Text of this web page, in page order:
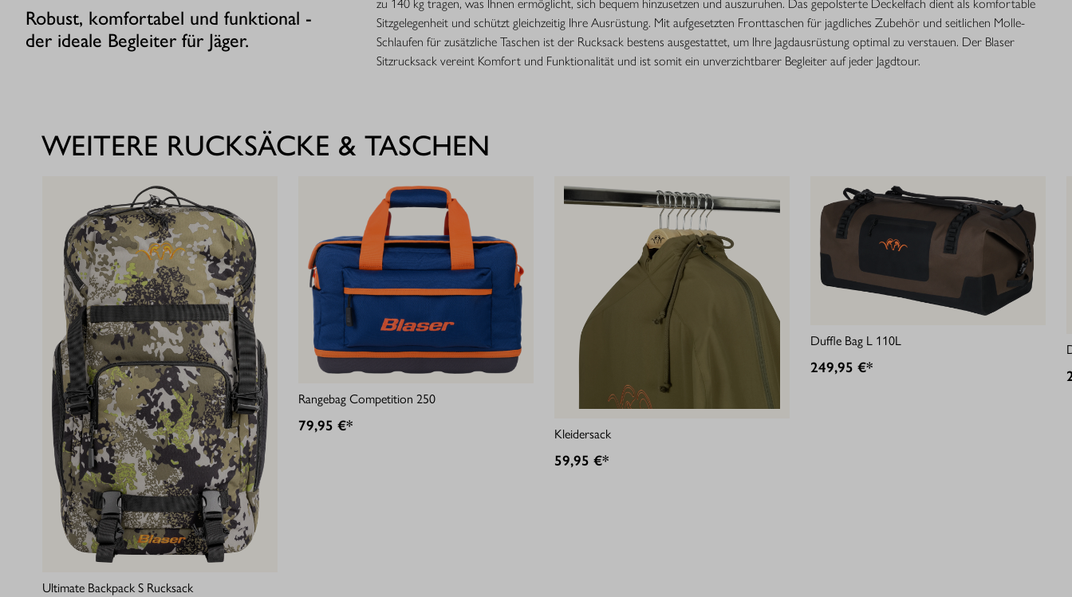
Robust, komfortabel und funktional -
der ideale Begleiter für Jäger.
zu 140 kg tragen, was Ihnen ermöglicht, sich bequem hinzusetzen und auszuruhen. Das gepolsterte Deckelfach dient als komfortable
Sitzgelegenheit und schützt gleichzeitig Ihre Ausrüstung. Mit aufgesetzten Fronttaschen für jagdliches Zubehör und seitlichen Molle-
Schlaufen für zusätzliche Taschen ist der Rucksack bestens ausgestattet, um Ihre Jagdausrüstung optimal zu verstauen. Der Blaser
Sitzrucksack vereint Komfort und Funktionalität und ist somit ein unverzichtbarer Begleiter auf jeder Jagdtour.
WEITERE RUCKSÄCKE & TASCHEN
Ultimate Backpack S Rucksack
Rangebag Competition 250
79,95 €* Kleidersack
59,95 €*
Duffle Bag L 110L
249,95 €*